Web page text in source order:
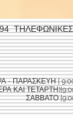
- ΠΑΡΑΣΚΕΥΗ |
ΚΑΙ
ΣΑΒΒΑΤΟ